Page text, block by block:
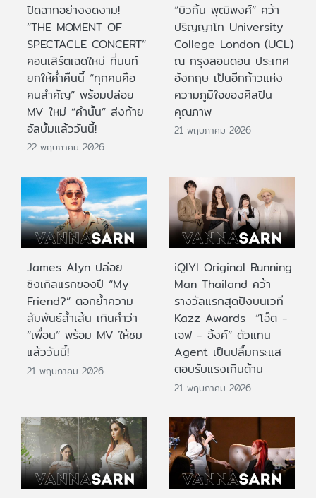
ปิดฉากอย่างงดงาม!
“THE MOMENT OF
SPECTACLE CONCERT”
คอนเสิร์ตเฉดใหม่ ที่นนท์
ยกให้ค่ำคืนนี้ “ทุกคนคือ
คนสำคัญ” พร้อมปล่อย
MV ใหม่ “คำนั้น” ส่งท้าย
อัลบั้มแล้ววันนี้!
22 พฤษภาคม 2026
“บิวกิ้น พุฒิพงศ์” คว้า
ปริญญาโท University
College London (UCL)
ณ กรุงลอนดอน ประเทศ
อังกฤษ เป็นอีกก้าวแห่ง
ความภูมิใจของศิลปิน
คุณภาพ
21 พฤษภาคม 2026
James Alyn ปล่อย
ซิงเกิลแรกของปี “My
Friend?” ตอกย้ำความ
สัมพันธ์ล้ำเส้น เกินคำว่า
“เพื่อน” พร้อม MV ให้ชม
แล้ววันนี้!
21 พฤษภาคม 2026
iQIYI Original Running
Man Thailand คว้า
รางวัลแรกสุดปังบนเวที
Kazz Awards “โอ๊ต -
เจฟ - อิ้งค์” ตัวแทน
Agent เป็นปลื้มกระแส
ตอบรับแรงเกินต้าน
21 พฤษภาคม 2026